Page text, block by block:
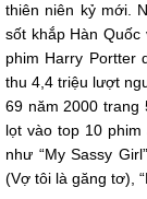
thiên niên kỷ mới.
sốt khắp Hàn
phim Harry
thu 4,4 triệu lượt
69 năm 2000 trang
lọt vào top 10
như “My Sassy
(Vợ tôi là găng tơ),